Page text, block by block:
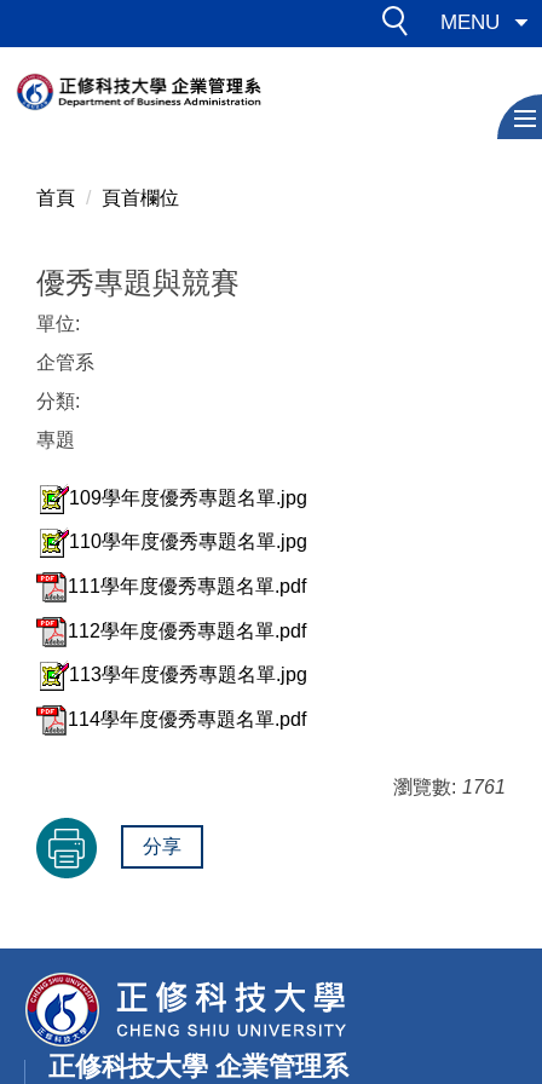
到
主
要
MENU
首頁 頁首欄位
優秀專題與競賽
單位:
企管系
分類:
專題
109學年度優秀專題名單.jpg
110學年度優秀專題名單.jpg
111學年度優秀專題名單.pdf
112學年度優秀專題名單.pdf
113學年度優秀專題名單.jpg
114學年度優秀專題名單.pdf
瀏覽數: 1761
分享
正修科技大學 企業管理系